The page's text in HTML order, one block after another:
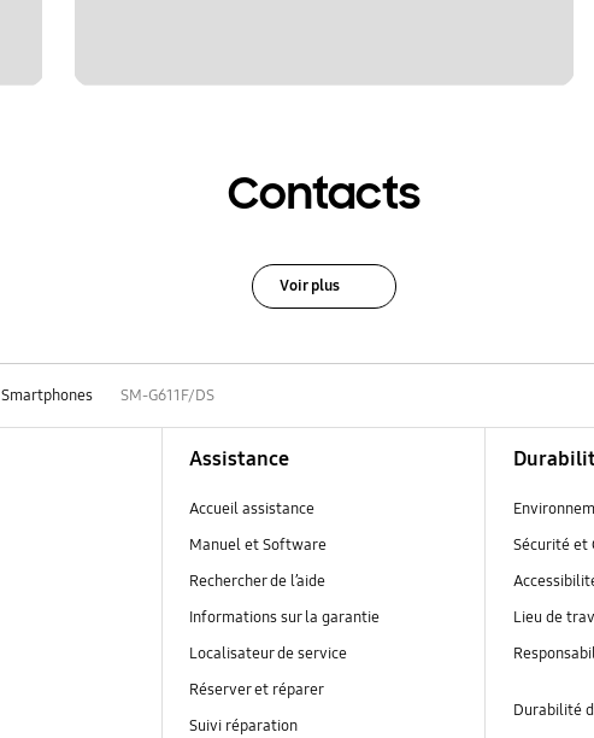
Contacts
Voir plus
Smartphones SM-G611F/DS
Assistance
Accueil assistance
Manuel et Software
Rechercher de l’aide
Informations sur la garantie
Localisateur de service
Réserver et réparer
Suivi réparation
Sécurité et
Lieu de
Durabilité